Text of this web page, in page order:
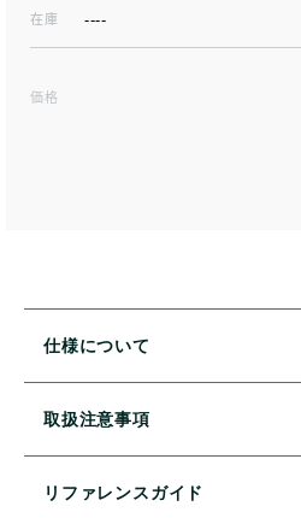
在庫 ----
価格
仕様について
取扱注意事項
リファレンスガイド